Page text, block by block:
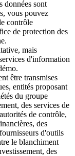
données sont
vous pouvez
contrôle
de protection des
mais
d'information
être transmises
entités proposant
du groupe
des services de
de contrôle,
des
d'outils
le blanchiment
des